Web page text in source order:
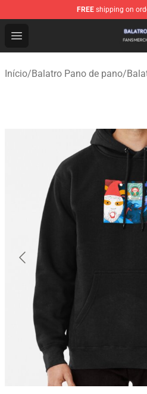
FREE shipping on
Open menu
Balatro Shop - Official
Início/Balatro Pano de pano/